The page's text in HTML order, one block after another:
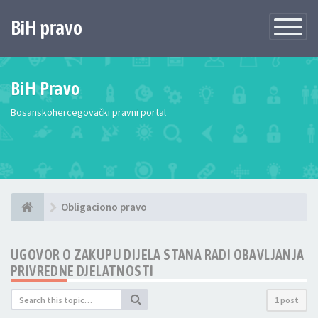
Toggle
BiH pravo
BiH Pravo
Bosanskohercegovački pravni portal
Obligaciono pravo
UGOVOR O ZAKUPU DIJELA STANA RADI OBAVLJANJA
PRIVREDNE DJELATNOSTI
1 post